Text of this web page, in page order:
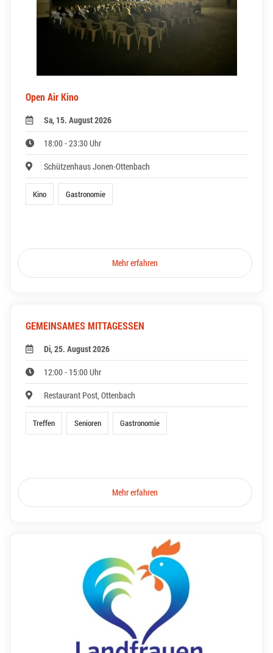
Open Air Kino
Sa, 15. August 2026
18:00 - 23:30 Uhr
Schützenhaus Jonen-Ottenbach
Kino Gastronomie
Mehr erfahren
GEMEINSAMES MITTAGESSEN
Di, 25. August 2026
12:00 - 15:00 Uhr
Restaurant Post, Ottenbach
Treffen Senioren Gastronomie
Mehr erfahren